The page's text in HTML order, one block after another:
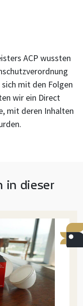
ACP wussten
mit den Folgen
wir ein Direct
mit deren Inhalten
in dieser